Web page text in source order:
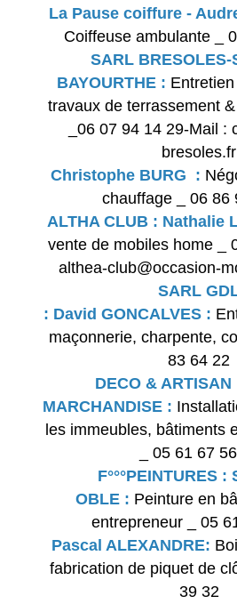
La Pause coiffure -
Coiffeuse ambulante _
SARL
BAYOURTHE :
travaux de terrassement
_06 07 94 14 29-Mail :
bresoles.fr
Christophe BURG :
chauffage _ 06 86
ALTHA CLUB : Nathalie
vente de mobiles home _
althea-club@occasion-
SARL
: David GONCALVES :
maçonnerie, charpente,
83 64 22
DECO &
MARCHANDISE :
les immeubles, bâtiments
_ 05 61 67
F°°°PEINTURES
OBLE : Peinture en
entrepreneur _ 05
Pascal ALEXANDRE:
fabrication de piquet de
39 32